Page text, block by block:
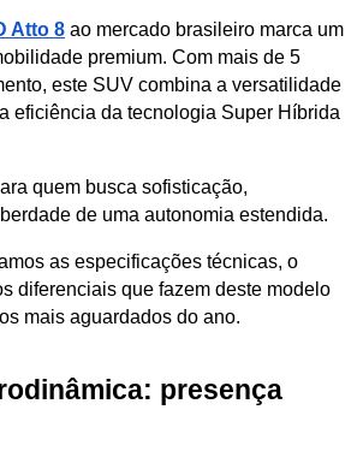
Atto 8 ao mercado brasileiro marca um
premium. Com mais de 5
este SUV combina a versatilidade
eficiência da tecnologia Super Híbrida
quem busca sofisticação,
de uma autonomia estendida.
as especificações técnicas, o
diferenciais que fazem deste modelo
mais aguardados do ano.
presença